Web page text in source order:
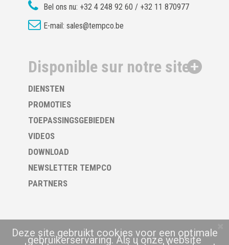
Bel ons nu: +32 4 248 92 60 / +32 11 870977
E-mail: sales@tempco.be
Disponible sur notre site
DIENSTEN
PROMOTIES
TOEPASSINGSGEBIEDEN
VIDEOS
DOWNLOAD
NEWSLETTER TEMPCO
PARTNERS
Deze site gebruikt cookies voor een optimale
gebruikerservaring. Als u onze website